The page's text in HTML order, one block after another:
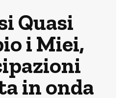
Quasi
i Miei,
in onda